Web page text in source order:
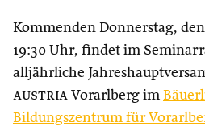
Kommenden Donnerstag,
19:30 Uhr, findet im
alljährliche
austria Vorarlberg im
Bildungszentrum für